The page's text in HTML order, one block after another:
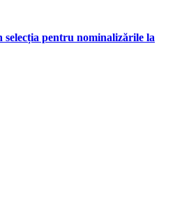
selecția pentru nominalizările la